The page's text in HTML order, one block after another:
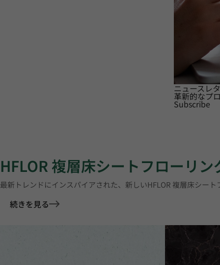
ニュースレ
革新的なプ
Subscribe
HFLOR 複層床シートフローリン
最新トレンドにインスパイアされた、新しいHFLOR 複層床シー
続きを見る